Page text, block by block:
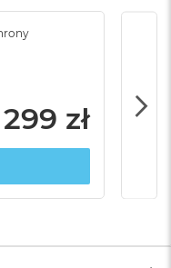
299 zł